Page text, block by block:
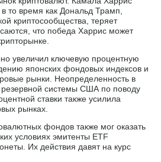
то время как Дональд Трамп,
криптосообщества, теряет
что победа Харрис может
увеличил ключевую процентную
японских фондовых индексов и
рынки. Неопределенность в
системы США по поводу
ставки также усилила
рынках.
фондов также мог оказать
условиях эмитенты ETF
Их действия давят на курс